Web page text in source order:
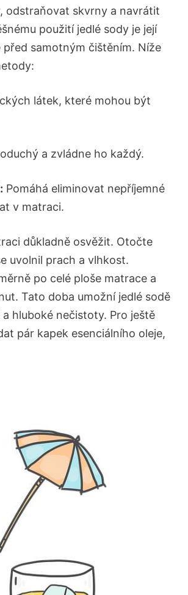
odstraňovat skvrny a navrátit
použití jedlé sody je její
samotným čištěním. Níže
látek, které mohou být
a zvládne ho každý.
Pomáhá eliminovat nepříjemné
v matraci.
důkladně osvěžit. Otočte
uvolnil prach a vlhkost.
po celé ploše matrace a
Tato doba umožní jedlé sodě
hluboké nečistoty. Pro ještě
pár kapek esenciálního oleje,